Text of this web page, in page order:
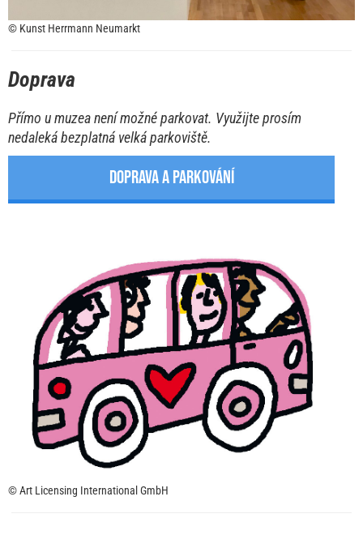
© Kunst Herrmann Neumarkt
Doprava
Přímo u muzea není možné parkovat. Využijte prosím
nedaleká bezplatná velká parkoviště.
DOPRAVA A PARKOVÁNÍ
© Art Licensing International GmbH